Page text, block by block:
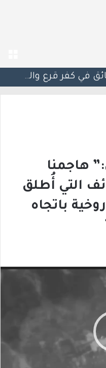
مصرع الفتى محمد جمعة القرناوي (17 عامًا) في حادث سير مروّع في عرعرة النقب
هاجمنا
التي أُطلق
باتجاه